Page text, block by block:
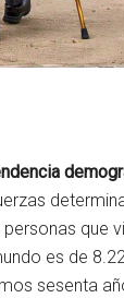
que
es de
sesenta